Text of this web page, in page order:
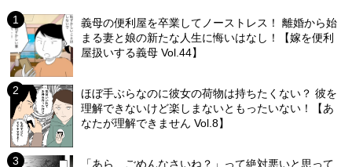
義母の便利屋を卒業してノーストレス！ 離婚から始
まる妻と娘の新たな人生に悔いはなし！【嫁を便利
屋扱いする義母 Vol.44】
ほぼ手ぶらなのに彼女の荷物は持ちたくない？ 彼を
理解できないけど楽しまないともったいない！【あ
なたが理解できません Vol.8】
「あら、ごめんなさいね？」って絶対悪いと思って